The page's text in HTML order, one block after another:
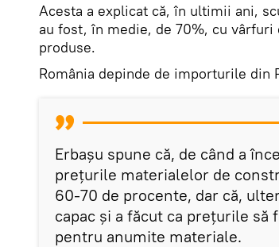
Acesta a explicat că, în ultimii ani,
au fost, în medie, de 70%, cu
produse.
România depinde de importurile din
Erbașu spune că, de când a
prețurile materialelor de
60-70 de procente, dar că,
capac și a făcut ca prețurile
pentru anumite materiale.